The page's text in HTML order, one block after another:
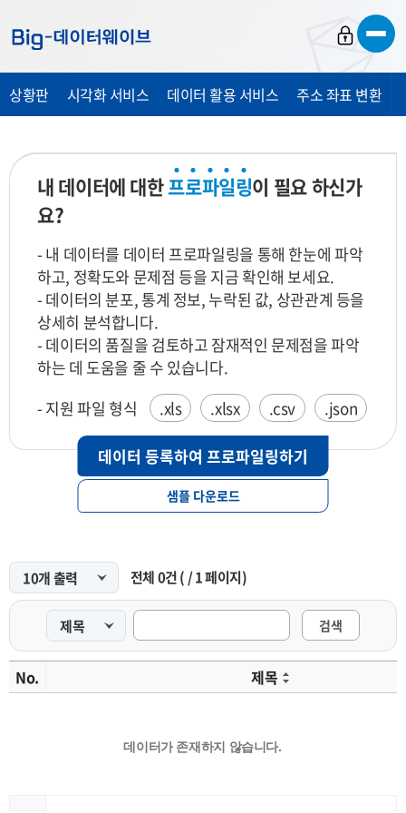
가
가
가
상황판 시각화 서비스 데이터 활용 서비스 주소 좌표 변환
샘플 다운로드
내 데이터에 대한프로파일링이 필요 하신가
요?
- 내 데이터를 데이터 프로파일링을 통해 한눈에 파악
하고, 정확도와 문제점 등을 지금 확인해 보세요.
- 데이터의 분포, 통계 정보, 누락된 값, 상관관계 등을
상세히 분석합니다.
- 데이터의 품질을 검토하고 잠재적인 문제점을 파악
하는 데 도움을 줄 수 있습니다.
- 지원 파일 형식
.xls .xlsx .csv .json
데이터 등록하여 프로파일링하기
전체0건( /1페이지)
검색
No. 제목
데이터가 존재하지 않습니다.